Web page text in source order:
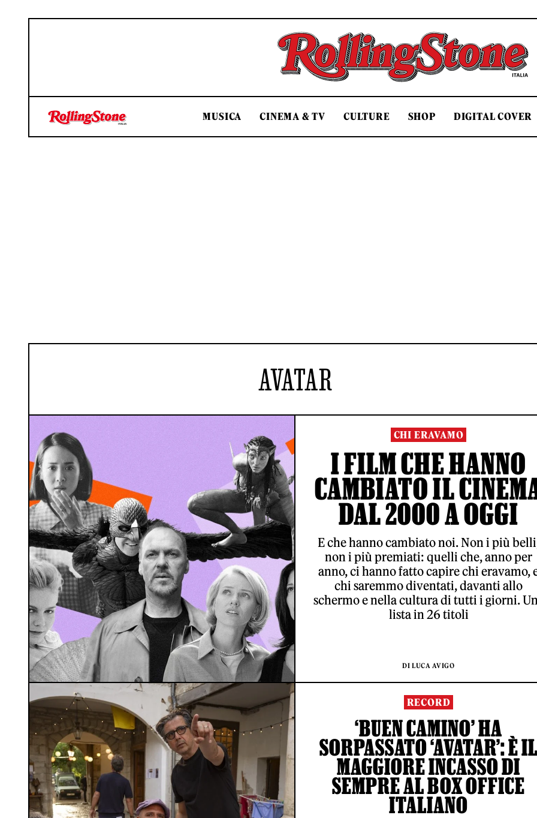
Rolling Stone Italia
MUSICA CINEMA & TV CULTURE SHOP DIGITAL COVER
AVATAR
CHI ERAVAMO
I FILM CHE HANNO
CAMBIATO IL
DAL 2000 A OGGI
E che hanno cambiato noi. Non i più
non i più premiati: quelli che, anno per
anno, ci hanno fatto capire chi eravamo,
chi saremmo diventati, davanti allo
schermo e nella cultura di tutti i giorni.
lista in 26 titoli
DI LUCA AVIGO
RECORD
‘BUEN CAMINO’ HA
SORPASSATO ‘AVATAR’: È IL
MAGGIORE INCASSO DI
SEMPRE AL BOX OFFICE
ITALIANO